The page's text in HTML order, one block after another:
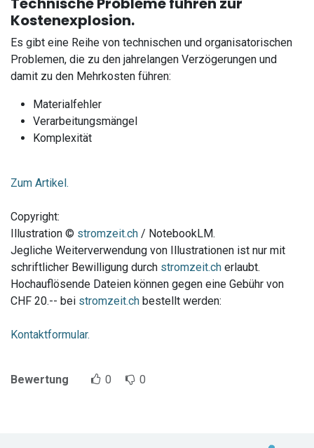
Kostenexplosion.
Es gibt eine Reihe von technischen und organisatorischen
Problemen, die zu den jahrelangen Verzögerungen und
damit zu den Mehrkosten führen:
Materialfehler
Verarbeitungsmängel
Komplexität
Zum Artikel.
Copyright:
Illustration © stromzeit.ch / NotebookLM.
Jegliche Weiterverwendung von Illustrationen ist nur mit
schriftlicher Bewilligung durch stromzeit.ch erlaubt.
Hochauflösende Dateien können gegen eine Gebühr von
CHF 20.-- bei stromzeit.ch bestellt werden:
Kontaktformular.
Bewertung 0 0